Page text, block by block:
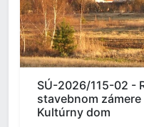
SÚ-2026/115-02 -
stavebnom
Kultúrny dom